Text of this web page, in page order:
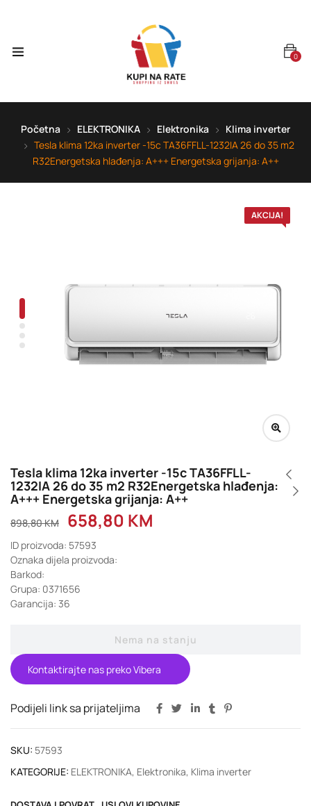
0
Početna ELEKTRONIKA Elektronika
Klima inverter
Tesla klima 12ka inverter -15c TA36FFLL-1232IA 26 do 35 m2
R32Energetska hlađenja: A+++ Energetska grijanja: A++
AKCIJA!
Tesla klima 12ka inverter -15c TA36FFLL-
1232IA 26 do 35 m2 R32Energetska hlađenja:
A+++ Energetska grijanja: A++
898,80KM 658,80 KM
ID proizvoda: 57593
Oznaka dijela proizvoda:
Barkod:
Grupa: 0371656
Garancija: 36
Nema na stanju
Kontaktirajte nas preko Vibera
Podijeli link sa prijateljima
SKU: 57593
KATEGORIJE: ELEKTRONIKA, Elektronika, Klima inverter